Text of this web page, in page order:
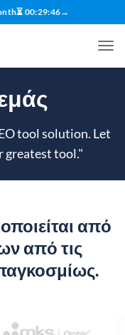
⏳ 00:29:45→
tool solution. Let
greatest tool."
από
από τις